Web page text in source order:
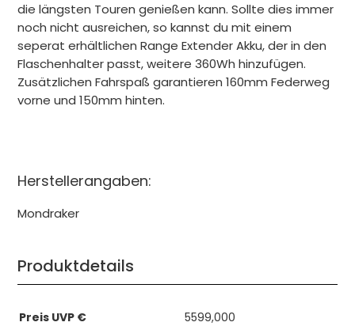
die längsten Touren genießen kann. Sollte dies immer
noch nicht ausreichen, so kannst du mit einem
seperat erhältlichen Range Extender Akku, der in den
Flaschenhalter passt, weitere 360Wh hinzufügen.
Zusätzlichen Fahrspaß garantieren 160mm Federweg
vorne und 150mm hinten.
Herstellerangaben:
Mondraker
Produktdetails
Preis UVP € 5599,000